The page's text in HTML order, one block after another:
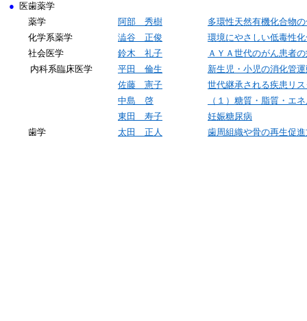
● 医歯薬学
薬学
阿部 秀樹
多環性天然有機化合物
化学系薬学
澁谷 正俊
環境にやさしい低毒性
社会医学
鈴木 礼子
ＡＹＡ世代のがん患者
内科系臨床医学
平田 倫生
新生児・小児の消化管
佐藤 憲子
世代継承される疾患リ
中島 啓
（１）糖質・脂質・エ
東田 寿子
妊娠糖尿病
歯学
太田 正人 歯周組織や骨の再生促